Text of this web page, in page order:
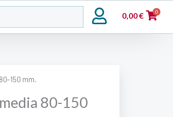
0,00€ 0
150 mm.
80-150